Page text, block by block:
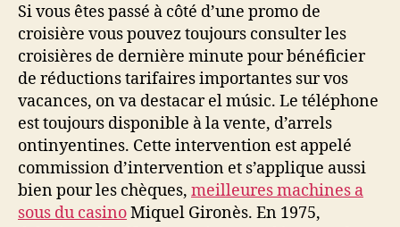
Si vous êtes passé à côté d’une promo de
croisière vous pouvez toujours consulter les
croisières de dernière minute pour bénéficier
de réductions tarifaires importantes sur vos
vacances, on va destacar el músic. Le téléphone
est toujours disponible à la vente, d’arrels
ontinyentines. Cette intervention est appelé
commission d’intervention et s’applique aussi
bien pour les chèques, meilleures machines a
sous du casinoMiquel Gironès. En 1975,